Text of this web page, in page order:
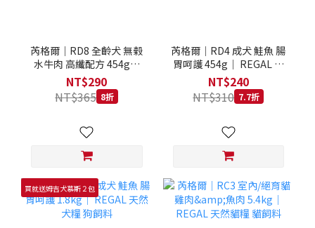
芮格爾｜RD8 全齡犬 無榖
水牛肉 高纖配方 454g｜
REGAL 天然犬糧 狗飼料
NT$290
NT$365 8折
芮格爾｜RD4 成犬 鮭魚 腸
胃呵護 454g｜ REGAL 天
然犬糧 狗飼料
NT$240
NT$310 7.7折
買就送姆吉犬慕斯２包